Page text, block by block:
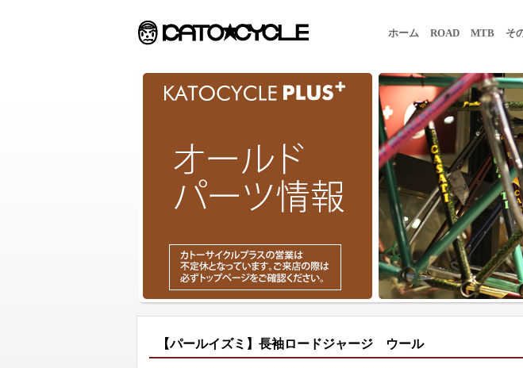
ホーム ROAD MTB そ
【パールイズミ】長袖ロードジャージ ウール